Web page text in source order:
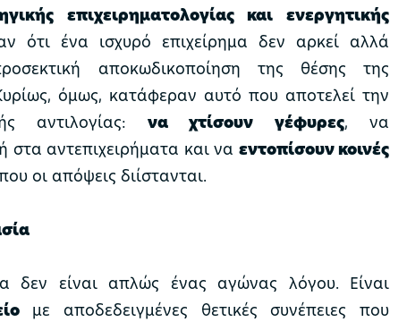
επιχειρηματολογίας και ενεργητικής
ότι ένα ισχυρό επιχείρημα δεν αρκεί αλλά
αποκωδικοποίηση της θέσης της
όμως, κατάφεραν αυτό που αποτελεί την
αντιλογίας:να χτίσουν γέφυρες, να
στα αντεπιχειρήματα και να εντοπίσουν κοινές
οι απόψεις διίστανται.
δεν είναι απλώς ένας αγώνας λόγου. Είναι
με αποδεδειγμένες θετικές συνέπειες που